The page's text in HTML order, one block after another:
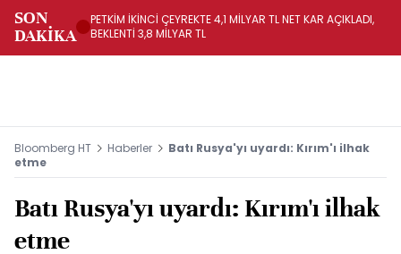
SON
DAKİKA
PETKİM İKİNCİ ÇEYREKTE 4,1 MİLYAR TL NET KAR AÇIKLADI,
BEKLENTİ 3,8 MİLYAR TL
Bloomberg HT Haberler
Batı Rusya'yı uyardı: Kırım'ı ilhak
etme
Batı Rusya'yı uyardı: Kırım'ı ilhak
etme